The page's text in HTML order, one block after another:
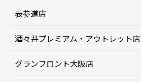
表参道店
酒々井プレミアム・アウトレット店
グランフロント大阪店